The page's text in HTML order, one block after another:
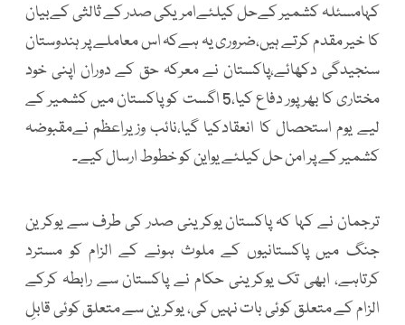
کہامسئلہ کشمیر کےحل کیلئےامریکی صدر کے ثالثی کےبیان
کا خیر مقدم کرتے ہیں،ضروری یہ ہےکہ اس معاملے پر ہندوستان
سنجیدگی دکھائے،پاکستان نے معرکہ حق کے دوران اپنی خود
مختاری کا بھرپور دفاع کیا،5 اگست کو پاکستان میں کشمیر کے
لیے یوم استحصال کا انعقادکیا گیا،نائب وزیراعظم نےمقبوضہ
کشمیر کے پر امن حل کیلئے یواین کو خطوط ارسال کیے۔
ترجمان نے کہا کہ پاکستان یوکرینی صدر کی طرف سے یوکرین
جنگ میں پاکستانیوں کے ملوث ہونے کے الزام کو مسترد
کرتاہے، ابھی تک یوکرینی حکام نے پاکستان سے رابطہ کرکے
الزام کے متعلق کوئی بات نہیں کی، یوکرین سے متعلق کوئی قابلِ